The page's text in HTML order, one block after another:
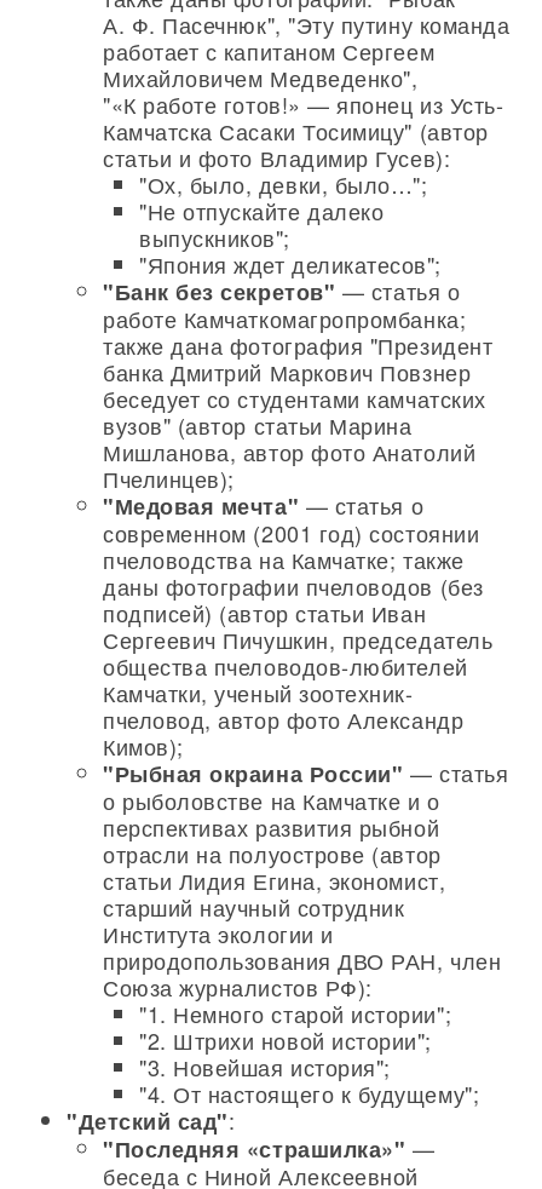
А. Ф. Пасечнюк", "Эту путину команда
работает с капитаном Сергеем
Михайловичем Медведенко",
"«К работе готов!» — японец из Усть-
Камчатска Сасаки Тосимицу" (автор
статьи и фото Владимир Гусев):
"Ох, было, девки, было…";
"Не отпускайте далеко
выпускников";
"Япония ждет деликатесов";
"Банк без секретов" — статья о
работе Камчаткомагропромбанка;
также дана фотография "Президент
банка Дмитрий Маркович Повзнер
беседует со студентами камчатских
вузов" (автор статьи Марина
Мишланова, автор фото Анатолий
Пчелинцев);
"Медовая мечта" — статья о
современном (2001 год) состоянии
пчеловодства на Камчатке; также
даны фотографии пчеловодов (без
подписей) (автор статьи Иван
Сергеевич Пичушкин, председатель
общества пчеловодов-любителей
Камчатки, ученый зоотехник-
пчеловод, автор фото Александр
Кимов);
"Рыбная окраина России" — статья
о рыболовстве на Камчатке и о
перспективах развития рыбной
отрасли на полуострове (автор
статьи Лидия Егина, экономист,
старший научный сотрудник
Института экологии и
природопользования ДВО РАН, член
Союза журналистов РФ):
"1. Немного старой истории";
"2. Штрихи новой истории";
"3. Новейшая история";
"4. От настоящего к будущему";
"Детский сад":
"Последняя «страшилка»" —
беседа с Ниной Алексеевной